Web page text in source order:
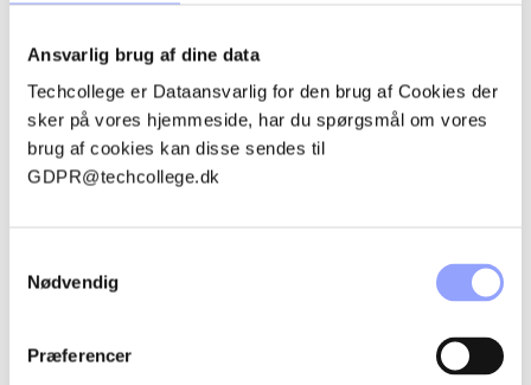
Ansvarlig brug af dine data
Techcollege er Dataansvarlig for den brug af Cookies der
sker på vores hjemmeside, har du spørgsmål om vores
brug af cookies kan disse sendes til
GDPR@techcollege.dk
Nødvendig
Præferencer